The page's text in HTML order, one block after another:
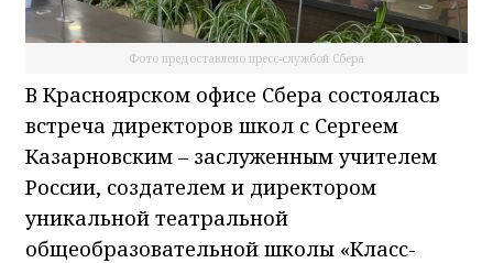
Фото предоставлено пресс-службой Сбера
В Красноярском офисе Сбера состоялась
встреча директоров школ с Сергеем
Казарновским – заслуженным учителем
России, создателем и директором
уникальной театральной
общеобразовательной школы «Класс-